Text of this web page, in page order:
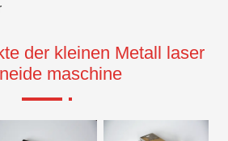
der kleinen Metall laser
maschine